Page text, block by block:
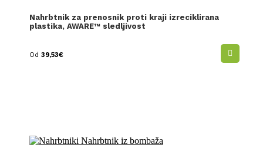
Nahrbtnik za prenosnik proti kraji izreciklirana
plastika, AWARE™ sledljivost
Od 39,53€